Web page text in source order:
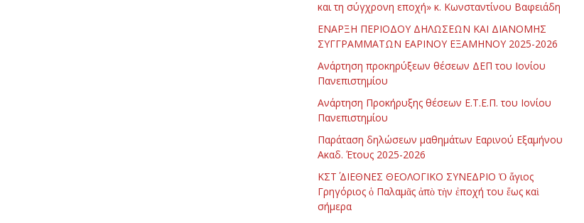
και τη σύγχρονη εποχή» κ. Κωνσταντίνου Βαφειάδη
ΕΝΑΡΞΗ ΠΕΡΙΟΔΟΥ ΔΗΛΩΣΕΩΝ ΚΑΙ ΔΙΑΝΟΜΗΣ
ΣΥΓΓΡΑΜΜΑΤΩΝ ΕΑΡΙΝΟΥ ΕΞΑΜΗΝΟΥ 2025-2026
Ανάρτηση προκηρύξεων θέσεων ΔΕΠ του Ιονίου
Πανεπιστημίου
Ανάρτηση Προκήρυξης θέσεων Ε.Τ.Ε.Π. του Ιονίου
Πανεπιστημίου
Παράταση δηλώσεων μαθημάτων Εαρινού Εξαμήνου
Ακαδ. Έτους 2025-2026
ΚΣΤ΄ ΔΙΕΘΝΕΣ ΘΕΟΛΟΓΙΚΟ ΣΥΝΕΔΡΙΟ Ὁ ἅγιος
Γρηγόριος ὁ Παλαμᾶς ἀπὸ τὴν ἐποχή του ἕως καὶ
σήμερα